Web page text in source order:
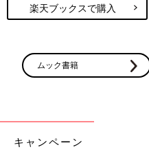
たコンビ肌着です。
楽天ブックスで購入
ムック書籍
キャンペーン